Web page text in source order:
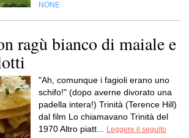
NONE
ragù bianco di maiale e
"Ah, comunque i fagioli erano uno
schifo!" (dopo averne divorato una
padella intera!) Trinità (Terence Hill)
dal film Lo chiamavano Trinità del
1970 Altro piatt...
Leggere il seguito